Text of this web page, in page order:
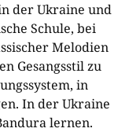
der Ukraine und
Schule, bei
Melodien
Gesangsstil zu
in
In der Ukraine
lernen.